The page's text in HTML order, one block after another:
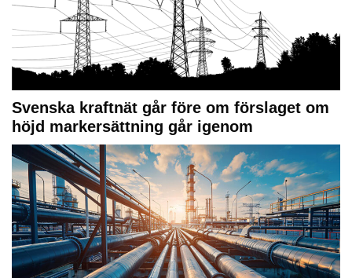
Svenska kraftnät går före om förslaget om
höjd markersättning går igenom